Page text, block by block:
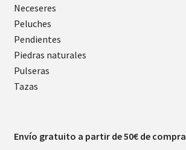
Neceseres
Peluches
Pendientes
Piedras naturales
Pulseras
Tazas
Envío gratuito a partir de 50€ de compra